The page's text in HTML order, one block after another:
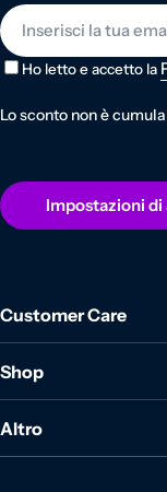
E-mail
Ho letto e accetto la
Lo sconto non è
Impostazioni
Customer Care
Shop
Altro